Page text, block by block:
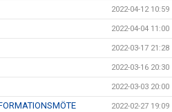
2022-04-12 10:59
2022-04-04 11:00
2022-03-17 21:28
2022-03-16 20:30
2022-03-03 20:00
2022-02-27 19:09